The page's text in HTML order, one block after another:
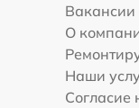
Вакансии
О
Наши
Согласие